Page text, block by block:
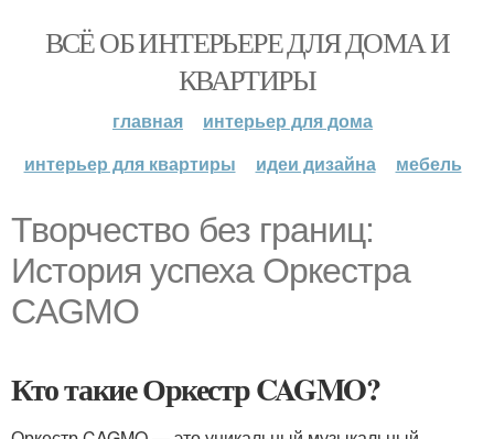
ВСЁ ОБ ИНТЕРЬЕРЕ ДЛЯ ДОМА И
КВАРТИРЫ
главная
интерьер для дома
интерьер для квартиры
идеи дизайна мебель
Творчество без границ:
История успеха Оркестра
CAGMO
Кто такие Оркестр CAGMO?